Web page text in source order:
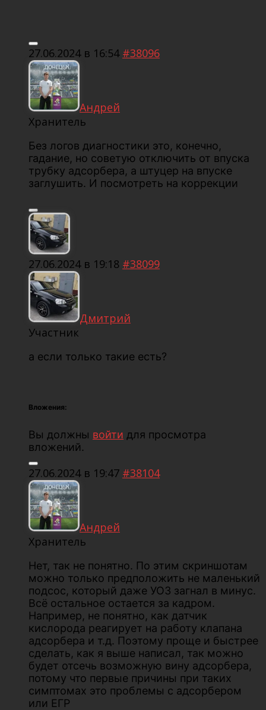
27.06.2024 в 16:54 #38096
Андрей
Хранитель
Без логов диагностики это, конечно,
гадание, но советую отключить от впуска
трубку адсорбера, а штуцер на впуске
заглушить. И посмотреть на коррекции
27.06.2024 в 19:18 #38099
Дмитрий
Участник
а если только такие есть?
Вложения:
Вы должны войти для просмотра
вложений.
27.06.2024 в 19:47 #38104
Андрей
Хранитель
Нет, так не понятно. По этим скриншотам
можно только предположить не маленький
подсос, который даже УОЗ загнал в минус.
Всё остальное остается за кадром.
Например, не понятно, как датчик
кислорода реагирует на работу клапана
адсорбера и т.д. Поэтому проще и быстрее
сделать, как я выше написал, так можно
будет отсечь возможную вину адсорбера,
потому что первые причины при таких
симптомах это проблемы с адсорбером
или ЕГР